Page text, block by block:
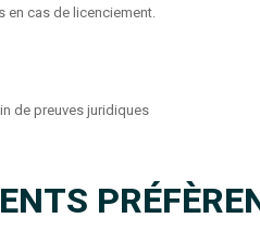
en cas de licenciement.
de preuves juridiques